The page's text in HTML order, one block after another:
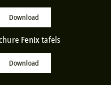
Download
Fenixtafels
Download